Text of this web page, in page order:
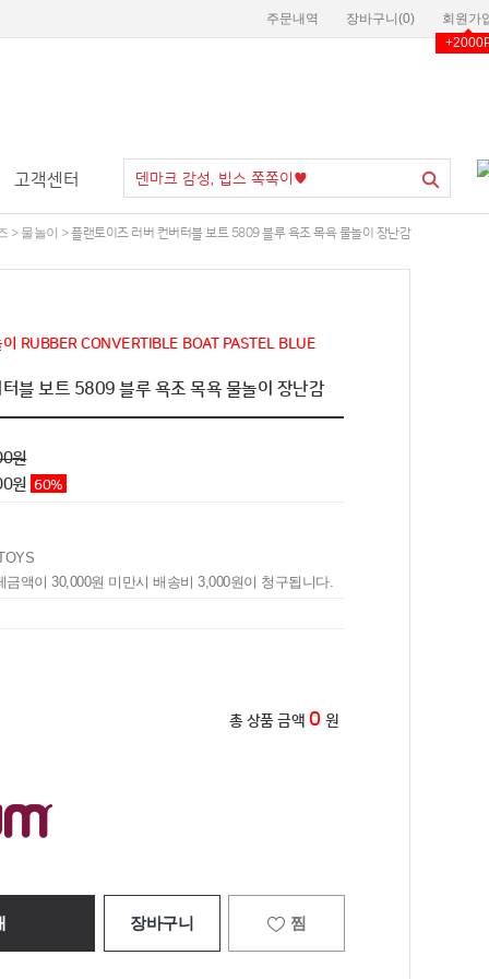
회원가
장바구니(0)
주문내역
고객센터
> 물놀이 > 플랜토이즈 러버 컨버터블 보트 5809 블루 욕조 목욕 물놀이 장난감
RUBBER CONVERTIBLE BOAT PASTEL BLUE
블 보트 5809 블루 욕조 목욕 물놀이 장난감
원
원 60%
금액이 30,000원 미만시 배송비 3,000원이 청구됩니다.
총 상품 금액 0 원
장바구니 찜